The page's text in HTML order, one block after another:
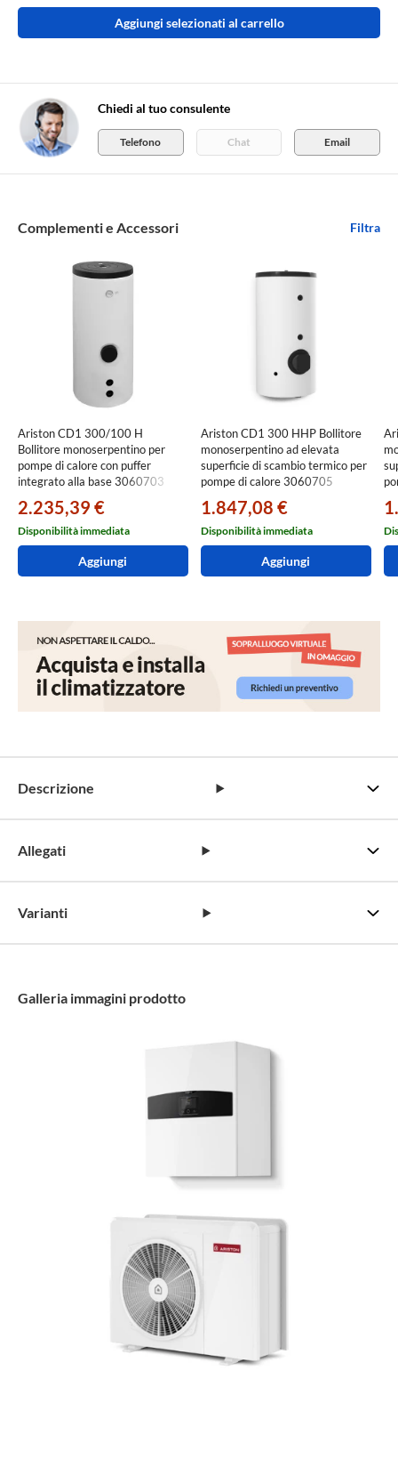
Complementi e Accessori Filtra
Ariston CD1 300/100 H
Bollitore monoserpentino per
pompe di calore con puffer
integrato alla base 3060703
2.235,39 €
Disponibilità immediata
Aggiungi
Ariston CD1 300 HHP Bollitore
monoserpentino ad elevata
superficie di scambio termico per
pompe di calore 3060705
1.847,08 €
Disponibilità immediata
Aggiungi
Aggiungi selezionati al carrello
Chiedi al tuo consulente
Telefono Chat Email
Descrizione
Allegati
Varianti
Galleria immagini prodotto